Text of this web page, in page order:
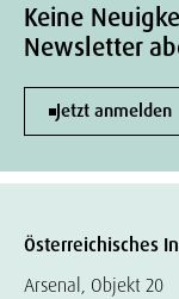
Keine
Newsletter
Jetzt anmelden
Österreichisches
Arsenal, Objekt 20